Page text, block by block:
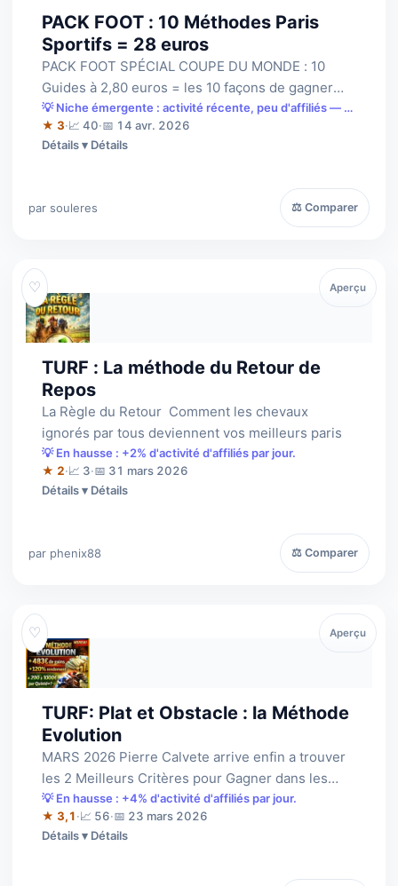
PACK FOOT : 10 Méthodes Paris
Sportifs = 28 euros
PACK FOOT SPÉCIAL COUPE DU MONDE : 10
Guides à 2,80 euros = les 10 façons de gagner
aux PARIS SPORTIFS sur TOUS LES MATCHS DE
FOO…
💡 Niche émergente : activité récente, peu d'affiliés — à
saisir tôt.
★ 3·📈 40·📅 14 avr. 2026
Détails
par souleres ⚖ Comparer
♡
TURF : La méthode du Retour de
Repos
La Règle du Retour  Comment les chevaux
ignorés par tous deviennent vos meilleurs paris
💡 En hausse : +2% d'activité d'affiliés par jour.
★ 2·📈 3·📅 31 mars 2026
Détails
par phenix88 ⚖ Comparer
Aperçu
♡
TURF: Plat et Obstacle : la Méthode
Evolution
MARS 2026 Pierre Calvete arrive enfin a trouver
les 2 Meilleurs Critères pour Gagner dans les
courses à Handicap PLAT + OBSTACLE.
💡 En hausse : +4% d'activité d'affiliés par jour.
★ 3,1·📈 56·📅 23 mars 2026
Détails
Aperçu